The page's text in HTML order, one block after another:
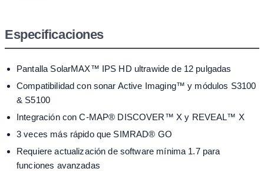
Especificaciones
Pantalla SolarMAX™ IPS HD ultrawide de 12 pulgadas
Compatibilidad con sonar Active Imaging™ y módulos S3100
& S5100
Integración con C-MAP® DISCOVER™ X y REVEAL™ X
3 veces más rápido que SIMRAD® GO
Requiere actualización de software mínima 1.7 para
funciones avanzadas